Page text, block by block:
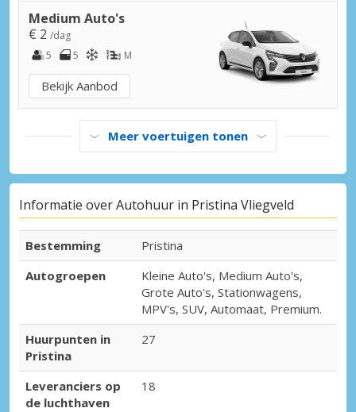
Medium Auto's
€ 2 /dag
5
5 M
Bekijk Aanbod
Meer voertuigen tonen
Informatie over Autohuur in Pristina Vliegveld
Bestemming
Pristina
Autogroepen
Kleine Auto's, Medium Auto's,
Grote Auto's, Stationwagens,
MPV's, SUV, Automaat, Premium.
Huurpunten in
Pristina
27
Leveranciers op
de luchthaven
18